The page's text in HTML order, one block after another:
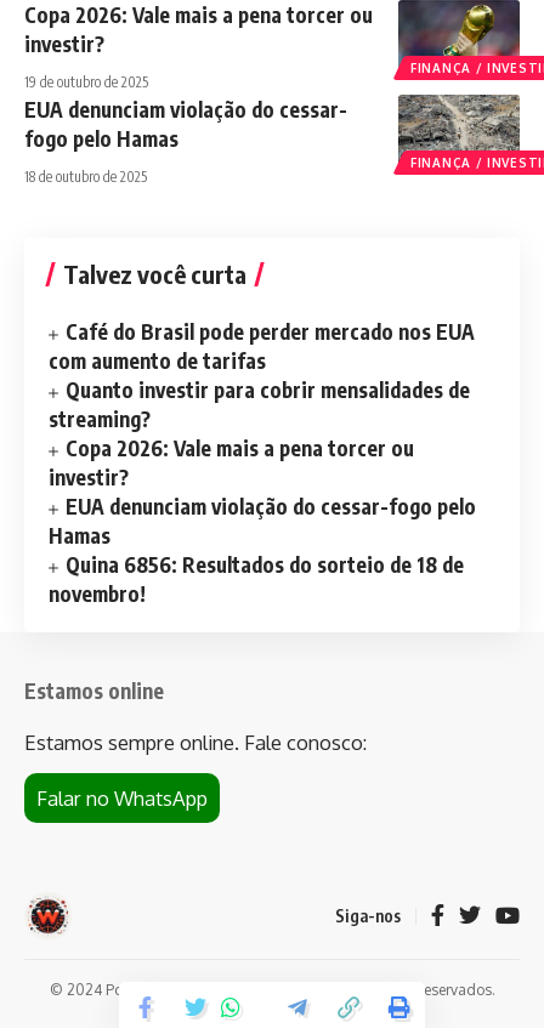
FINANÇA /
Copa 2026: Vale mais a pena torcer ou
investir?
19 de outubro de 2025
FINANÇA /
EUA denunciam violação do cessar-
fogo pelo Hamas
18 de outubro de 2025
Talvez você curta
Café do Brasil pode perder mercado nos EUA
com aumento de tarifas
Quanto investir para cobrir mensalidades de
streaming?
Copa 2026: Vale mais a pena torcer ou
investir?
EUA denunciam violação do cessar-fogo pelo
Hamas
Quina 6856: Resultados do sorteio de 18 de
novembro!
Estamos online
Estamos sempre online. Fale conosco:
Falar no WhatsApp
Siga-nos
© 2024 Portal de notícias Web Flush. Todos os direitos reservados.
Conheça
Bet da Sorte.